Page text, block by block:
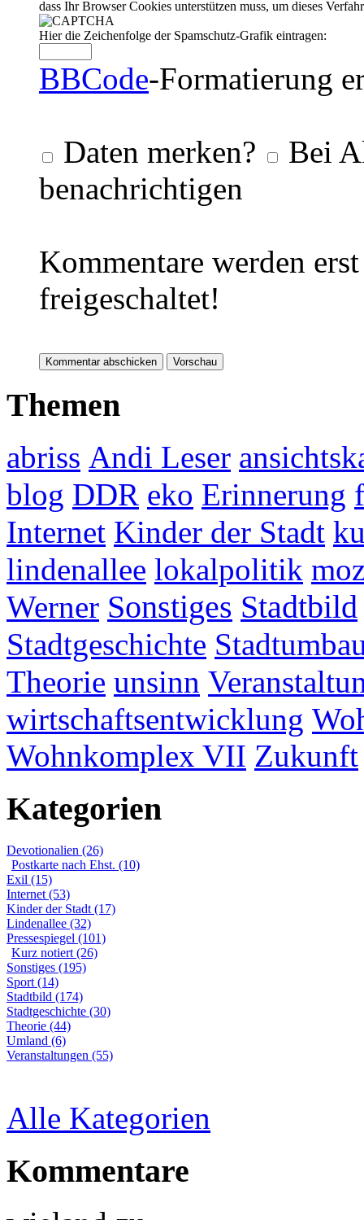
dass Ihr Browser Cookies unterstützen muss, um dieses
Hier die Zeichenfolge der Spamschutz-Grafik eintragen:
BBCode-Formatierung
Daten merken?
Bei
benachrichtigen
Kommentare werden
freigeschaltet!
Themen
abriss Andi Leser
blog DDR eko Erinnerung
Internet Kinder der Stadt
lindenallee lokalpolitik
Werner Sonstiges Stadtbild
Stadtgeschichte
Theorie unsinn
wirtschaftsentwicklung
Wohnkomplex VII Zukunft
Kategorien
Devotionalien (26)
Postkarte nach Ehst. (10)
Exil (15)
Internet (53)
Kinder der Stadt (17)
Lindenallee (32)
Pressespiegel (101)
Kurz notiert (26)
Sonstiges (195)
Sport (14)
Stadtbild (174)
Stadtgeschichte (30)
Theorie (44)
Umland (6)
Veranstaltungen (55)
Alle Kategorien
Kommentare